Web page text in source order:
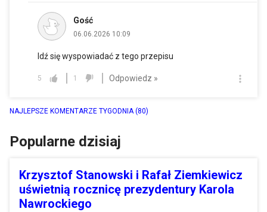
Gość
06.06.2026 10:09
Idź się wyspowiadać z tego przepisu
5 1 Odpowiedz »
NAJLEPSZE KOMENTARZE TYGODNIA(80)
Popularne dzisiaj
Krzysztof Stanowski i Rafał Ziemkiewicz
uświetnią rocznicę prezydentury Karola
Nawrockiego